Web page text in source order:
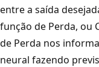
entre a saída
função de Perda, ou
de Perda nos
neural fazendo